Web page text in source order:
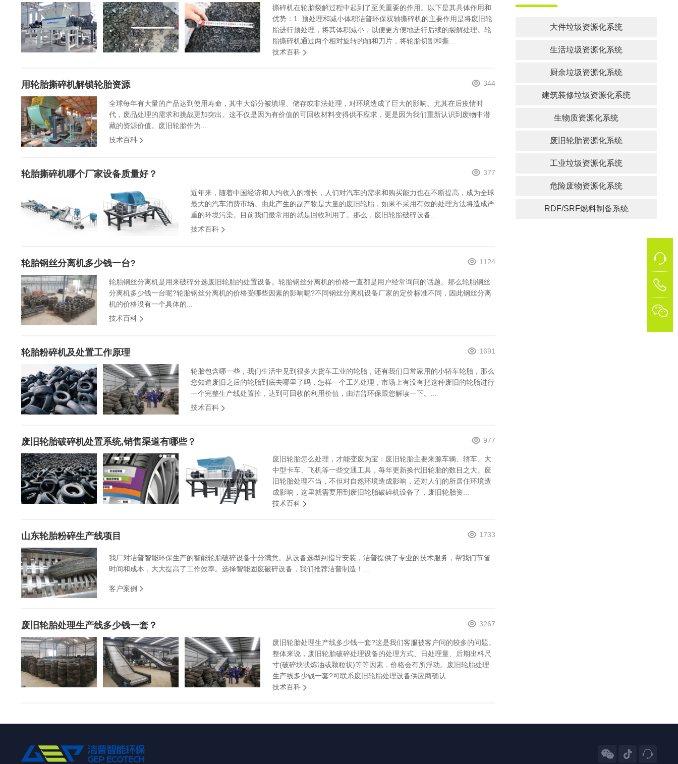
撕碎机在轮胎裂解过程中起到了至关重要的作用。以下是其具体作用和
优势：1. 预处理和减小体积洁普环保双轴撕碎机的主要作用是将废旧轮
胎进行预处理，将其体积减小，以便更方便地进行后续的裂解处理。轮
胎撕碎机通过两个相对旋转的轴和刀片，将轮胎切割和撕...
技术百科
用轮胎撕碎机解锁轮胎资源 344
全球每年有大量的产品达到使用寿命，其中大部分被填埋、储存或非法处理，对环境造成了巨大的影响。尤其在后疫情时
代，废品处理的需求和挑战更加突出。这不仅是因为有价值的可回收材料变得供不应求，更是因为我们重新认识到废物中潜
藏的资源价值。废旧轮胎作为...
技术百科
轮胎撕碎机哪个厂家设备质量好？ 377
近年来，随着中国经济和人均收入的增长，人们对汽车的需求和购买能力也在不断提高，成为全球
最大的汽车消费市场。由此产生的副产物是大量的废旧轮胎，如果不采用有效的处理方法将造成严
重的环境污染。目前我们最常用的就是回收利用了。那么，废旧轮胎破碎设备...
技术百科
轮胎钢丝分离机多少钱一台? 1124
轮胎钢丝分离机是用来破碎分选废旧轮胎的处置设备。轮胎钢丝分离机的价格一直都是用户经常询问的话题。那么轮胎钢丝
分离机多少钱一台呢?轮胎钢丝分离机的价格受哪些因素的影响呢?不同钢丝分离机设备厂家的定价标准不同，因此钢丝分离
机的价格没有一个具体的...
技术百科
轮胎粉碎机及处置工作原理 1691
轮胎包含哪一些，我们生活中见到很多大货车工业的轮胎，还有我们日常家用的小轿车轮胎，那么
您知道废旧之后的轮胎到底去哪里了吗，怎样一个工艺处理，市场上有没有把这种废旧的轮胎进行
一个完整生产线处置掉，达到可回收的利用价值，由洁普环保跟您解读一下。...
技术百科
废旧轮胎破碎机处置系统,销售渠道有哪些？ 977
废旧轮胎怎么处理，才能变废为宝：废旧轮胎主要来源车辆、轿车、大
中型卡车、飞机等一些交通工具，每年更新换代旧轮胎的数目之大。废
旧轮胎处理不当，不但对自然环境造成影响，还对人们的所居住环境造
成影响，这里就需要用到废旧轮胎破碎机设备了，废旧轮胎资...
技术百科
山东轮胎粉碎生产线项目 1733
我厂对洁普智能环保生产的智能轮胎破碎设备十分满意。从设备选型到指导安装，洁普提供了专业的技术服务，帮我们节省
时间和成本，大大提高了工作效率。选择智能固废破碎设备，我们推荐洁普制造！...
客户案例
废旧轮胎处理生产线多少钱一套？ 3267
废旧轮胎处理生产线多少钱一套?这是我们客服被客户问的较多的问题。
整体来说，废旧轮胎破碎处理设备的处理方式、日处理量、后期出料尺
寸(破碎块状炼油或颗粒状)等等因素，价格会有所浮动。废旧轮胎处理
生产线多少钱一套?可联系废旧轮胎处理设备供应商确认...
技术百科
大件垃圾资源化系统
生活垃圾资源化系统
厨余垃圾资源化系统
建筑装修垃圾资源化系统
生物质资源化系统
废旧轮胎资源化系统
工业垃圾资源化系统
危险废物资源化系统
RDF/SRF燃料制备系统
  
